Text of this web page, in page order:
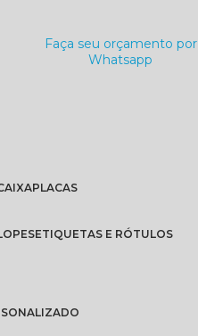
Faça seu orçamento por
Whatsapp
PLACAS
ETIQUETAS E RÓTULOS